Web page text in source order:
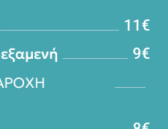
11€
9€